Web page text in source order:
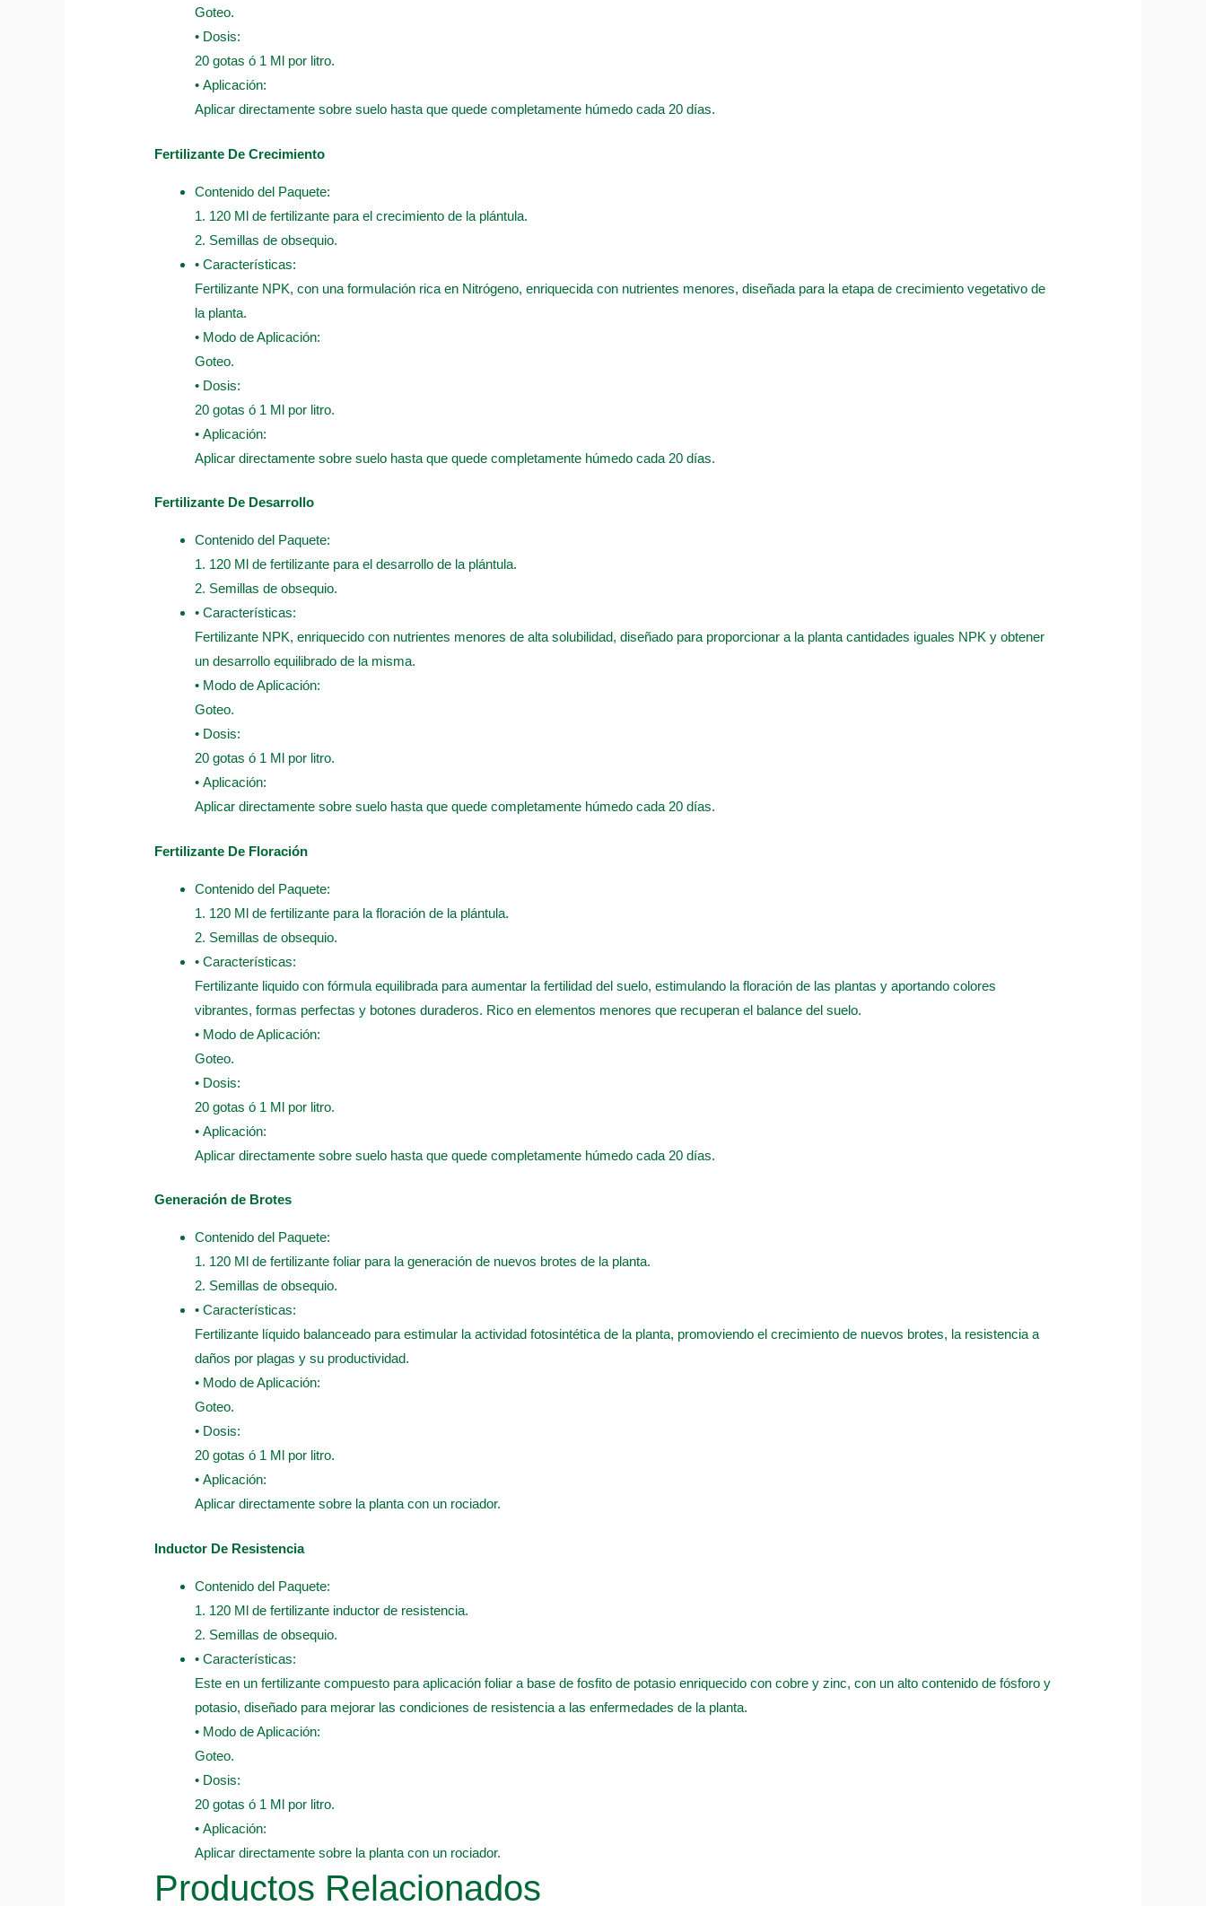
Goteo.
• Dosis:
20 gotas ó 1 Ml por litro.
• Aplicación:
Aplicar directamente sobre suelo hasta que quede completamente húmedo cada 20 días.
Fertilizante De Crecimiento
Contenido del Paquete:
1. 120 Ml de fertilizante para el crecimiento de la plántula.
2. Semillas de obsequio.
• Características:
Fertilizante NPK, con una formulación rica en Nitrógeno, enriquecida con nutrientes menores, diseñada para la etapa de crecimiento vegetativo de
la planta.
• Modo de Aplicación:
Goteo.
• Dosis:
20 gotas ó 1 Ml por litro.
• Aplicación:
Aplicar directamente sobre suelo hasta que quede completamente húmedo cada 20 días.
Fertilizante De Desarrollo
Contenido del Paquete:
1. 120 Ml de fertilizante para el desarrollo de la plántula.
2. Semillas de obsequio.
• Características:
Fertilizante NPK, enriquecido con nutrientes menores de alta solubilidad, diseñado para proporcionar a la planta cantidades iguales NPK y obtener
un desarrollo equilibrado de la misma.
• Modo de Aplicación:
Goteo.
• Dosis:
20 gotas ó 1 Ml por litro.
• Aplicación:
Aplicar directamente sobre suelo hasta que quede completamente húmedo cada 20 días.
Fertilizante De Floración
Contenido del Paquete:
1. 120 Ml de fertilizante para la floración de la plántula.
2. Semillas de obsequio.
• Características:
Fertilizante liquido con fórmula equilibrada para aumentar la fertilidad del suelo, estimulando la floración de las plantas y aportando colores
vibrantes, formas perfectas y botones duraderos. Rico en elementos menores que recuperan el balance del suelo.
• Modo de Aplicación:
Goteo.
• Dosis:
20 gotas ó 1 Ml por litro.
• Aplicación:
Aplicar directamente sobre suelo hasta que quede completamente húmedo cada 20 días.
Generación de Brotes
Contenido del Paquete:
1. 120 Ml de fertilizante foliar para la generación de nuevos brotes de la planta.
2. Semillas de obsequio.
• Características:
Fertilizante líquido balanceado para estimular la actividad fotosintética de la planta, promoviendo el crecimiento de nuevos brotes, la resistencia a
daños por plagas y su productividad.
• Modo de Aplicación:
Goteo.
• Dosis:
20 gotas ó 1 Ml por litro.
• Aplicación:
Aplicar directamente sobre la planta con un rociador.
Inductor De Resistencia
Contenido del Paquete:
1. 120 Ml de fertilizante inductor de resistencia.
2. Semillas de obsequio.
• Características:
Este en un fertilizante compuesto para aplicación foliar a base de fosfito de potasio enriquecido con cobre y zinc, con un alto contenido de fósforo y
potasio, diseñado para mejorar las condiciones de resistencia a las enfermedades de la planta.
• Modo de Aplicación:
Goteo.
• Dosis:
20 gotas ó 1 Ml por litro.
• Aplicación:
Aplicar directamente sobre la planta con un rociador.
Productos Relacionados